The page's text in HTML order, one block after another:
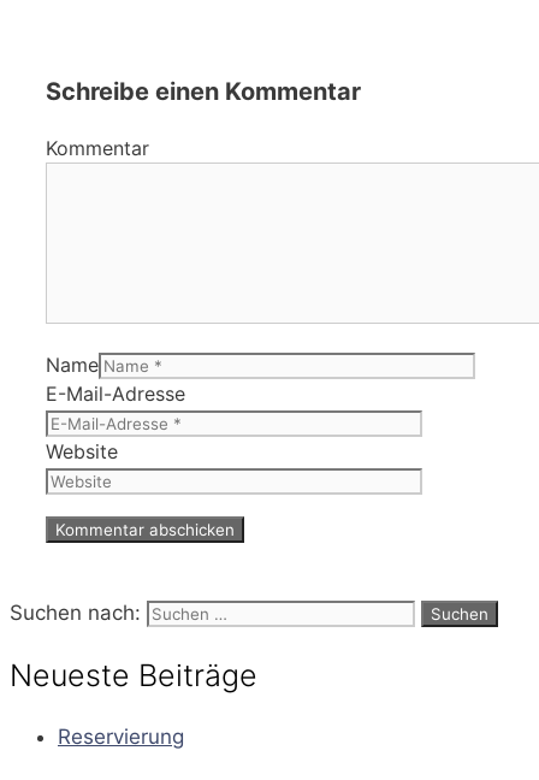
Schreibe einen Kommentar
Kommentar
Name
E-Mail-Adresse
Website
Suchen nach:
Neueste Beiträge
Reservierung